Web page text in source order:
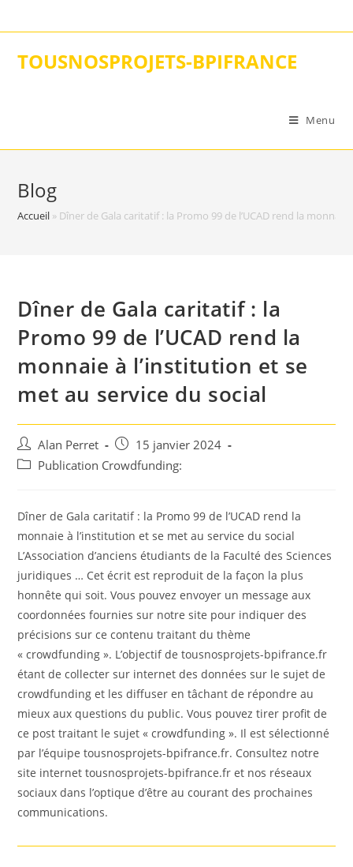
to
TOUSNOSPROJETS-BPIFRANCE
Menu
Blog
Accueil » Dîner de Gala caritatif : la Promo 99 de l’UCAD rend la
Dîner de Gala caritatif : la
Promo 99 de l’UCAD rend la
monnaie à l’institution et se
met au service du social
Auteur/autrice
de
Alan Perret
Post
published:
15 janvier 2024
PostPublication Crowdfunding:
Dîner de Gala caritatif : la Promo 99 de l’UCAD rend la
monnaie à l’institution et se met au service du social
L’Association d’anciens étudiants de la Faculté des Sciences
juridiques … Cet écrit est reproduit de la façon la plus
honnête qui soit. Vous pouvez envoyer un message aux
coordonnées fournies sur notre site pour indiquer des
précisions sur ce contenu traitant du thème
« crowdfunding ». L’objectif de tousnosprojets-bpifrance.fr
étant de collecter sur internet des données sur le sujet de
crowdfunding et les diffuser en tâchant de répondre au
mieux aux questions du public. Vous pouvez tirer profit de
ce post traitant le sujet « crowdfunding ». Il est sélectionné
par l’équipe tousnosprojets-bpifrance.fr. Consultez notre
site internet tousnosprojets-bpifrance.fr et nos réseaux
sociaux dans l’optique d’être au courant des prochaines
communications.